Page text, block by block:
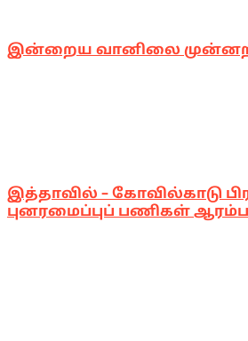
இன்றைய வானிலை
இத்தாவில் – கோவில்காடு
புனரமைப்புப் பணிகள்